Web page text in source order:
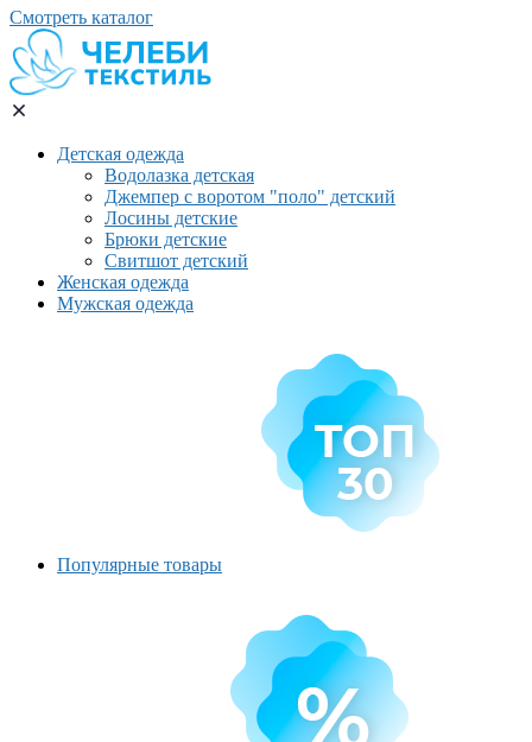
Смотреть каталог
Детская одежда
Водолазка детская
Джемпер с воротом "поло" детский
Лосины детские
Брюки детские
Свитшот детский
Женская одежда
Мужская одежда
Популярные товары